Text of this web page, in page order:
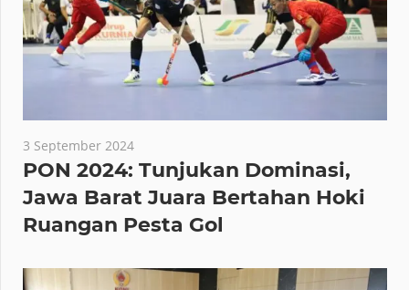
3 September 2024
PON 2024: Tunjukan Dominasi,
Jawa Barat Juara Bertahan Hoki